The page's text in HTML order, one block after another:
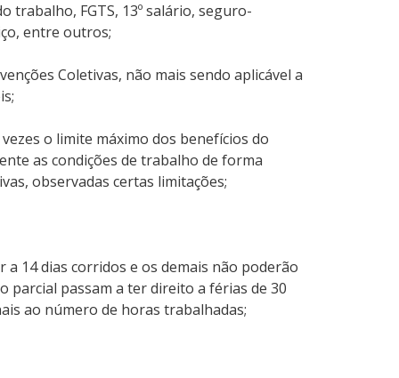
FGTS, 13º salário, seguro-
entre outros;
Coletivas, não mais sendo aplicável a
o limite máximo dos benefícios do
as condições de trabalho de forma
observadas certas limitações;
14 dias corridos e os demais não poderão
parcial passam a ter direito a férias de 30
ao número de horas trabalhadas;